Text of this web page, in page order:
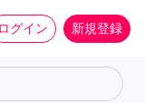
ログイン 新規登録